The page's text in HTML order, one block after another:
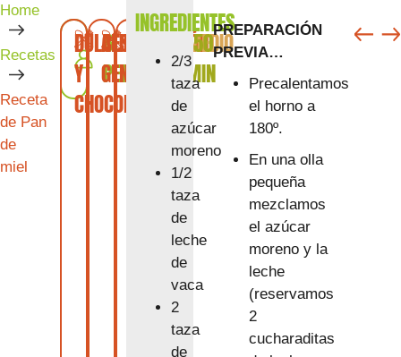
Home
Recetas
Receta
de Pan
de
miel
8
PERSONAS
DULCES
Y
CHOCOLATES
ALIMENTACIÓN
GENERAL
MEDIO
150
MIN
INGREDIENTES
2/3
taza
de
azúcar
moreno
1/2
taza
de
leche
de
vaca
2
taza
de
PREPARACIÓN
PREVIA…
Precalentamos
el horno a
180º.
En una olla
pequeña
mezclamos
el azúcar
moreno y la
leche
(reservamos
2
cucharaditas